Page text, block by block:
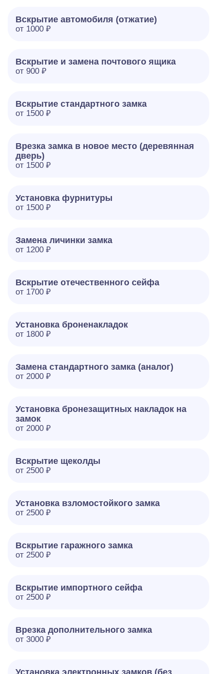
Вскрытие автомобиля (отжатие)
от 1000 ₽
Вскрытие и замена почтового ящика
от 900 ₽
Вскрытие стандартного замка
от 1500 ₽
Врезка замка в новое место (деревянная
дверь)
от 1500 ₽
Установка фурнитуры
от 1500 ₽
Замена личинки замка
от 1200 ₽
Вскрытие отечественного сейфа
от 1700 ₽
Установка броненакладок
от 1800 ₽
Замена стандартного замка (аналог)
от 2000 ₽
Установка бронезащитных накладок на
замок
от 2000 ₽
Вскрытие щеколды
от 2500 ₽
Установка взломостойкого замка
от 2500 ₽
Вскрытие гаражного замка
от 2500 ₽
Вскрытие импортного сейфа
от 2500 ₽
Врезка дополнительного замка
от 3000 ₽
Установка электронных замков (без